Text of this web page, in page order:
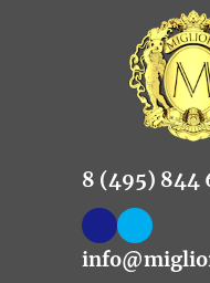
8 (495) 844